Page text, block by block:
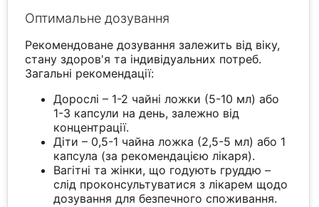
Оптимальне дозування
Рекомендоване дозування залежить від віку,
стану здоров'я та індивідуальних потреб.
Загальні рекомендації:
Дорослі – 1-2 чайні ложки (5-10 мл) або
1-3 капсули на день, залежно від
концентрації.
Діти – 0,5-1 чайна ложка (2,5-5 мл) або 1
капсула (за рекомендацією лікаря).
Вагітні та жінки, що годують груддю –
слід проконсультуватися з лікарем щодо
дозування для безпечного споживання.